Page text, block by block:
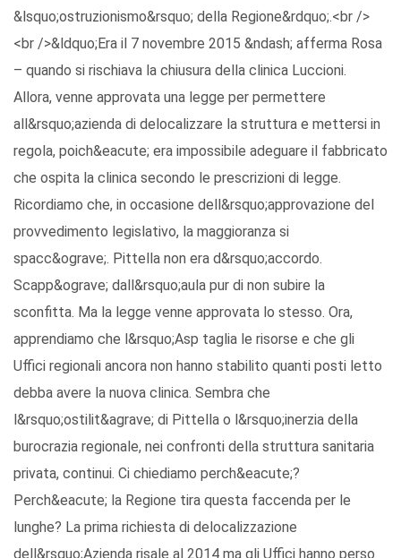
&lsquo;ostruzionismo&rsquo; della Regione&rdquo;.<br />
<br />&ldquo;Era il 7 novembre 2015 &ndash; afferma Rosa
– quando si rischiava la chiusura della clinica Luccioni.
Allora, venne approvata una legge per permettere
all&rsquo;azienda di delocalizzare la struttura e mettersi in
regola, poich&eacute; era impossibile adeguare il fabbricato
che ospita la clinica secondo le prescrizioni di legge.
Ricordiamo che, in occasione dell&rsquo;approvazione del
provvedimento legislativo, la maggioranza si
spacc&ograve;. Pittella non era d&rsquo;accordo.
Scapp&ograve; dall&rsquo;aula pur di non subire la
sconfitta. Ma la legge venne approvata lo stesso. Ora,
apprendiamo che l&rsquo;Asp taglia le risorse e che gli
Uffici regionali ancora non hanno stabilito quanti posti letto
debba avere la nuova clinica. Sembra che
l&rsquo;ostilit&agrave; di Pittella o l&rsquo;inerzia della
burocrazia regionale, nei confronti della struttura sanitaria
privata, continui. Ci chiediamo perch&eacute;?
Perch&eacute; la Regione tira questa faccenda per le
lunghe? La prima richiesta di delocalizzazione
dell&rsquo;Azienda risale al 2014 ma gli Uffici hanno perso